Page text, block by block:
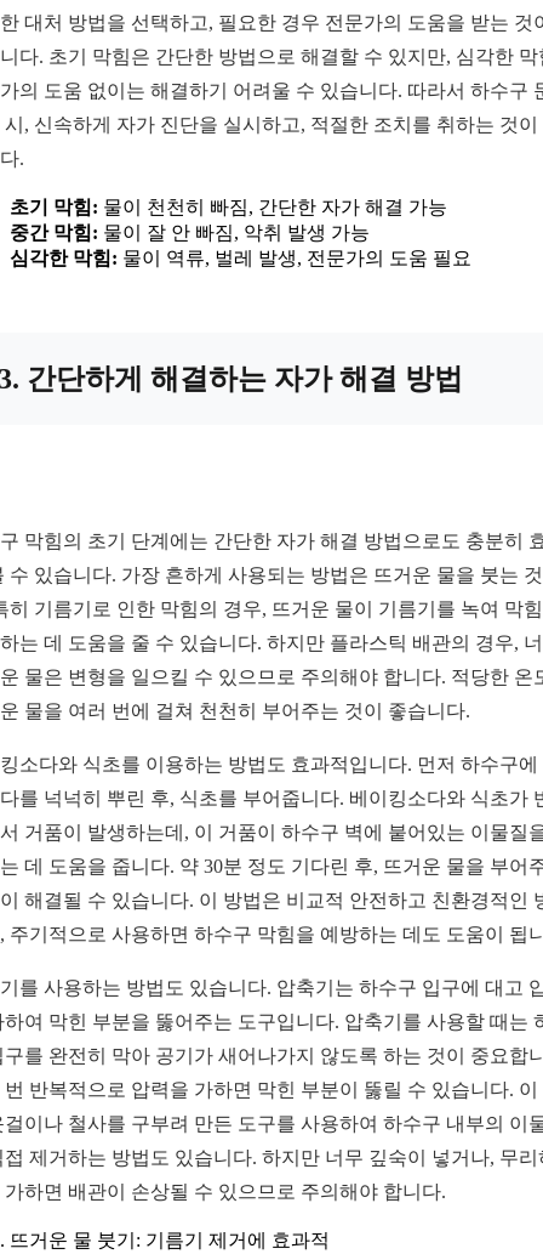
대처 방법을 선택하고, 필요한 경우 전문가의 도움을 받는 것
다. 초기 막힘은 간단한 방법으로 해결할 수 있지만, 심각한 막
의 도움 없이는 해결하기 어려울 수 있습니다. 따라서 하수구
시, 신속하게 자가 진단을 실시하고, 적절한 조치를 취하는 것이
.
초기 막힘: 물이 천천히 빠짐, 간단한 자가 해결 가능
중간 막힘: 물이 잘 안 빠짐, 악취 발생 가능
심각한 막힘: 물이 역류, 벌레 발생, 전문가의 도움 필요
간단하게 해결하는 자가 해결 방법
막힘의 초기 단계에는 간단한 자가 해결 방법으로도 충분히
수 있습니다. 가장 흔하게 사용되는 방법은 뜨거운 물을 붓는
히 기름기로 인한 막힘의 경우, 뜨거운 물이 기름기를 녹여 막
는 데 도움을 줄 수 있습니다. 하지만 플라스틱 배관의 경우,
물은 변형을 일으킬 수 있으므로 주의해야 합니다. 적당한 온
물을 여러 번에 걸쳐 천천히 부어주는 것이 좋습니다.
소다와 식초를 이용하는 방법도 효과적입니다. 먼저 하수구에
를 넉넉히 뿌린 후, 식초를 부어줍니다. 베이킹소다와 식초가
거품이 발생하는데, 이 거품이 하수구 벽에 붙어있는 이물질
데 도움을 줍니다. 약 30분 정도 기다린 후, 뜨거운 물을 부어
해결될 수 있습니다. 이 방법은 비교적 안전하고 친환경적인
주기적으로 사용하면 하수구 막힘을 예방하는 데도 도움이 됩
를 사용하는 방법도 있습니다. 압축기는 하수구 입구에 대고
하여 막힌 부분을 뚫어주는 도구입니다. 압축기를 사용할 때는
구를 완전히 막아 공기가 새어나가지 않도록 하는 것이 중요합
번 반복적으로 압력을 가하면 막힌 부분이 뚫릴 수 있습니다. 이
걸이나 철사를 구부려 만든 도구를 사용하여 하수구 내부의 이
접 제거하는 방법도 있습니다. 하지만 너무 깊숙이 넣거나, 무리
가하면 배관이 손상될 수 있으므로 주의해야 합니다.
뜨거운 물 붓기: 기름기 제거에 효과적